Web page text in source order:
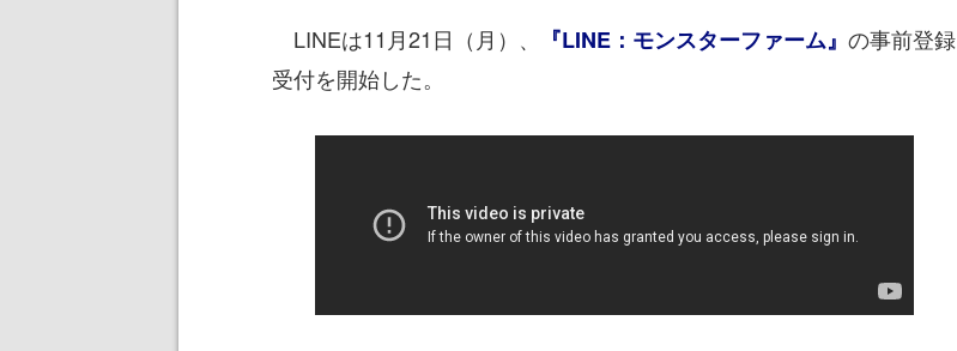
LINEは11月21日（月）、 『LINE：モンスターファーム』 の事前登録
受付を開始した。